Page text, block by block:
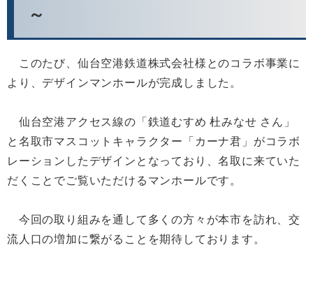
～
このたび、仙台空港鉄道株式会社様とのコラボ事業に
より、デザインマンホールが完成しました。
仙台空港アクセス線の「鉄道むすめ 杜みなせ さん」
と名取市マスコットキャラクター「カーナ君」がコラボ
レーションしたデザインとなっており、名取に来ていた
だくことでご覧いただけるマンホールです。
今回の取り組みを通して多くの方々が本市を訪れ、交
流人口の増加に繋がることを期待しております。